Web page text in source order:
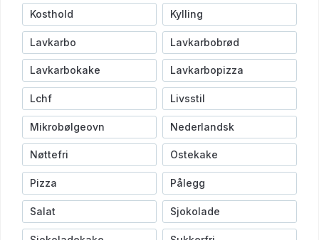
Kosthold Kylling
Lavkarbo Lavkarbobrød
Lavkarbokake Lavkarbopizza
Lchf Livsstil
Mikrobølgeovn Nederlandsk
Nøttefri Ostekake
Pizza Pålegg
Salat Sjokolade